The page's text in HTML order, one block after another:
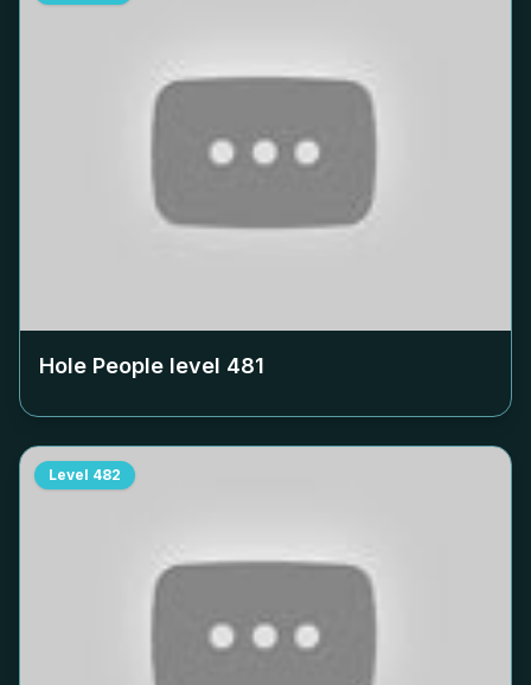
Hole People level 481
Level 482